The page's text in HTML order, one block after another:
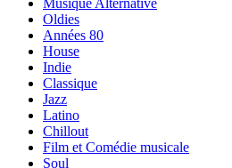
Musique Alternative
Oldies
Années 80
House
Indie
Classique
Jazz
Latino
Chillout
Film et Comédie musicale
Soul